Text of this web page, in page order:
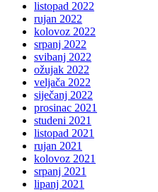
listopad 2022
rujan 2022
kolovoz 2022
srpanj 2022
svibanj 2022
ožujak 2022
veljača 2022
siječanj 2022
prosinac 2021
studeni 2021
listopad 2021
rujan 2021
kolovoz 2021
srpanj 2021
lipanj 2021